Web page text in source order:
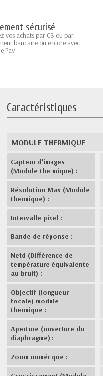
sécurisé
vos achats par CB ou par
bancaire ou encore avec
Pay
Caractéristiques
MODULE THERMIQUE
Capteur d'images
(Module thermique) :
Résolution Max (Module
thermique) :
Intervalle pixel :
Bande de réponse :
Netd (Différence de
température équivalente
au bruit) :
Objectif (longueur
focale) module
thermique :
Aperture (ouverture du
diaphragme) :
Zoom numérique :